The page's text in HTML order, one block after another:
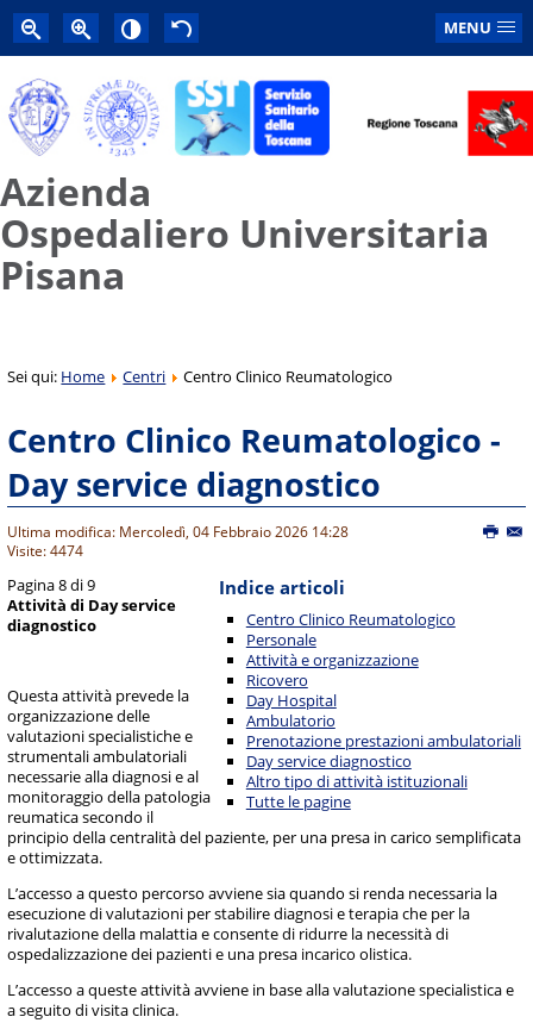
MENU
Azienda
Ospedaliero Universitaria
Pisana
Sei qui: Home Centri Centro Clinico Reumatologico
Centro Clinico Reumatologico -
Day service diagnostico
Ultima modifica: Mercoledì, 04 Febbraio 2026 14:28
Visite: 4474
Indice articoli
Centro Clinico Reumatologico
Personale
Attività e organizzazione
Ricovero
Day Hospital
Ambulatorio
Prenotazione prestazioni ambulatoriali
Day service diagnostico
Altro tipo di attività istituzionali
Tutte le pagine
Pagina 8 di 9
Attività di Day service
diagnostico
Questa attività prevede la
organizzazione delle
valutazioni specialistiche e
strumentali ambulatoriali
necessarie alla diagnosi e al
monitoraggio della patologia
reumatica secondo il
principio della centralità del paziente, per una presa in carico semplificata
e ottimizzata.
L’accesso a questo percorso avviene sia quando si renda necessaria la
esecuzione di valutazioni per stabilire diagnosi e terapia che per la
rivalutazione della malattia e consente di ridurre la necessità di
ospedalizzazione dei pazienti e una presa incarico olistica.
L’accesso a queste attività avviene in base alla valutazione specialistica e
a seguito di visita clinica.